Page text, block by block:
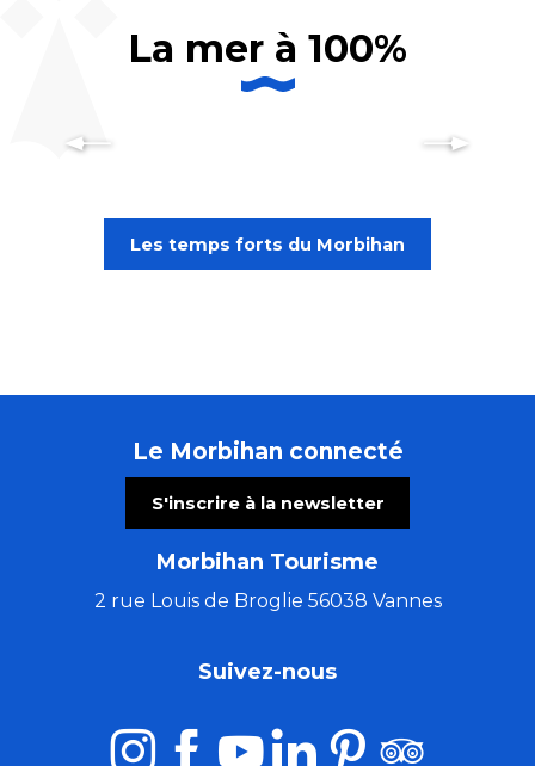
La mer à 100%
Pratiquer une activité nautique
dans le Morbihan
Les temps forts du Morbihan
Le Morbihan connecté
S'inscrire à la newsletter
Morbihan Tourisme
2 rue Louis de Broglie 56038 Vannes
Suivez-nous